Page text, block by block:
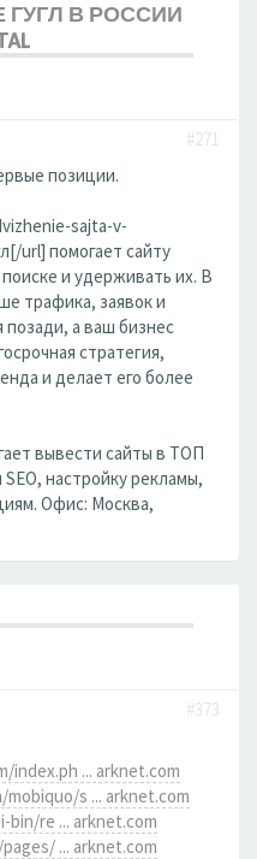
В РОССИИ
#271
позиции.
sajta-v-
url] помогает сайту
и удерживать их. В
трафика, заявок и
а ваш бизнес
стратегия,
и делает его более
вывести сайты в ТОП
настройку рекламы,
Офис: Москва,
#373
... arknet.com
s ... arknet.com
re ... arknet.com
... arknet.com